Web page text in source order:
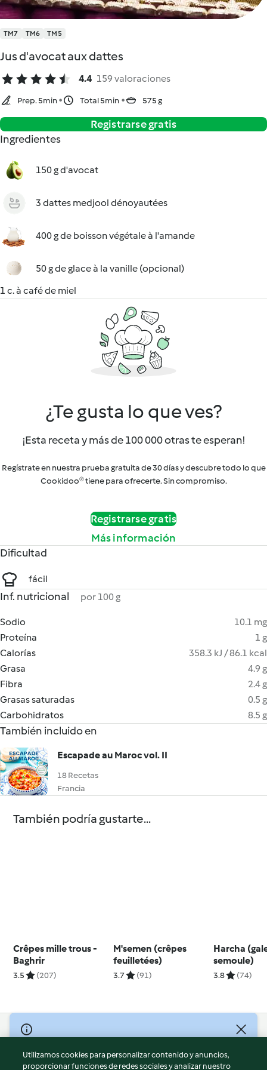
TM7 TM6 TM5
Jus d'avocat aux dattes
4.4 159 valoraciones
Prep. 5min Total 5min 575 g
Registrarse gratis
Ingredientes
150 g d'avocat
3 dattes medjool dénoyautées
400 g de boisson végétale à l'amande
50 g de glace à la vanille (opcional)
1 c. à café de miel
¿Te gusta lo que ves?
¡Esta receta y más de 100 000 otras te esperan!
Regístrate en nuestra prueba gratuita de 30 días y descubre todo lo que
Cookidoo® tiene para ofrecerte. Sin compromiso.
Registrarse gratis
Más información
Dificultad
fácil
Inf. nutricional por 100 g
Sodio
10.1 mg
Proteína
1 g
Calorías
358.3 kJ / 86.1 kcal
Grasa
4.9 g
Fibra
2.4 g
Grasas saturadas
0.5 g
Carbohidratos
8.5 g
También incluido en
Escapade au Maroc vol. II
18 Recetas
Francia
También podría gustarte...
Crêpes mille trous -
Baghrir
3.5 (207)
M'semen (crêpes
feuilletées)
3.7 (91)
Harcha
semoule)
3.8 (74)
© Copyright 2026
Términos de uso
Utilizamos cookies para personalizar contenido y anuncios,
proporcionar funciones de redes sociales y analizar nuestro